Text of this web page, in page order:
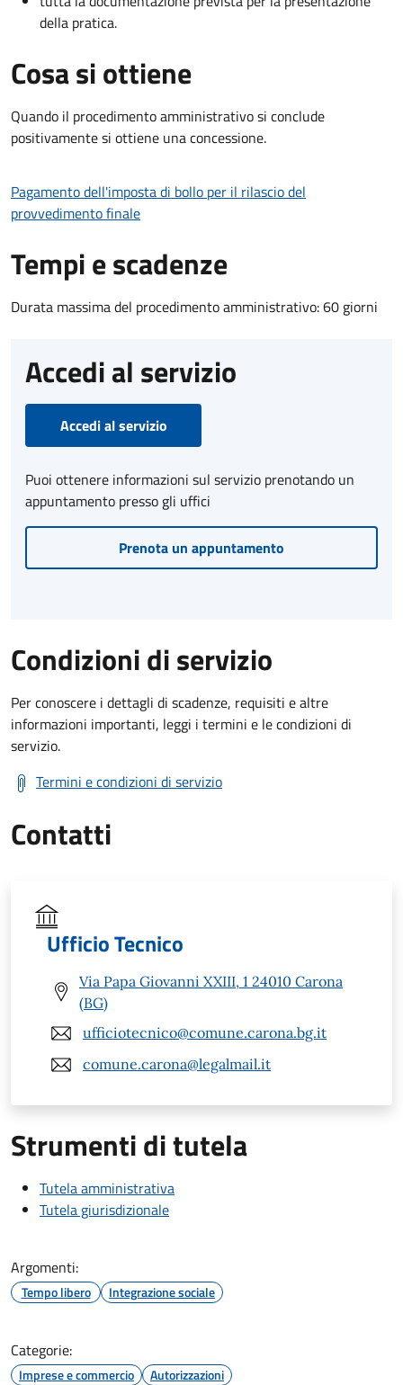
della pratica.
Cosa si ottiene
Quando il procedimento amministrativo si conclude
positivamente si ottiene una concessione.
Pagamento dell'imposta di bollo per il rilascio del
provvedimento finale
Tempi e scadenze
Durata massima del procedimento amministrativo: 60 giorni
Accedi al servizio
Accedi al servizio
Puoi ottenere informazioni sul servizio prenotando un
appuntamento presso gli uffici
Prenota un appuntamento
Condizioni di servizio
Per conoscere i dettagli di scadenze, requisiti e altre
informazioni importanti, leggi i termini e le condizioni di
servizio.
Termini e condizioni di servizio
Contatti
Ufficio Tecnico
Via Papa Giovanni XXIII, 1 24010 Carona
(BG)
ufficiotecnico@comune.carona.bg.it
comune.carona@legalmail.it
Strumenti di tutela
Tutela amministrativa
Tutela giurisdizionale
Argomenti:
Tempo libero Integrazione sociale
Categorie:
Imprese e commercio Autorizzazioni